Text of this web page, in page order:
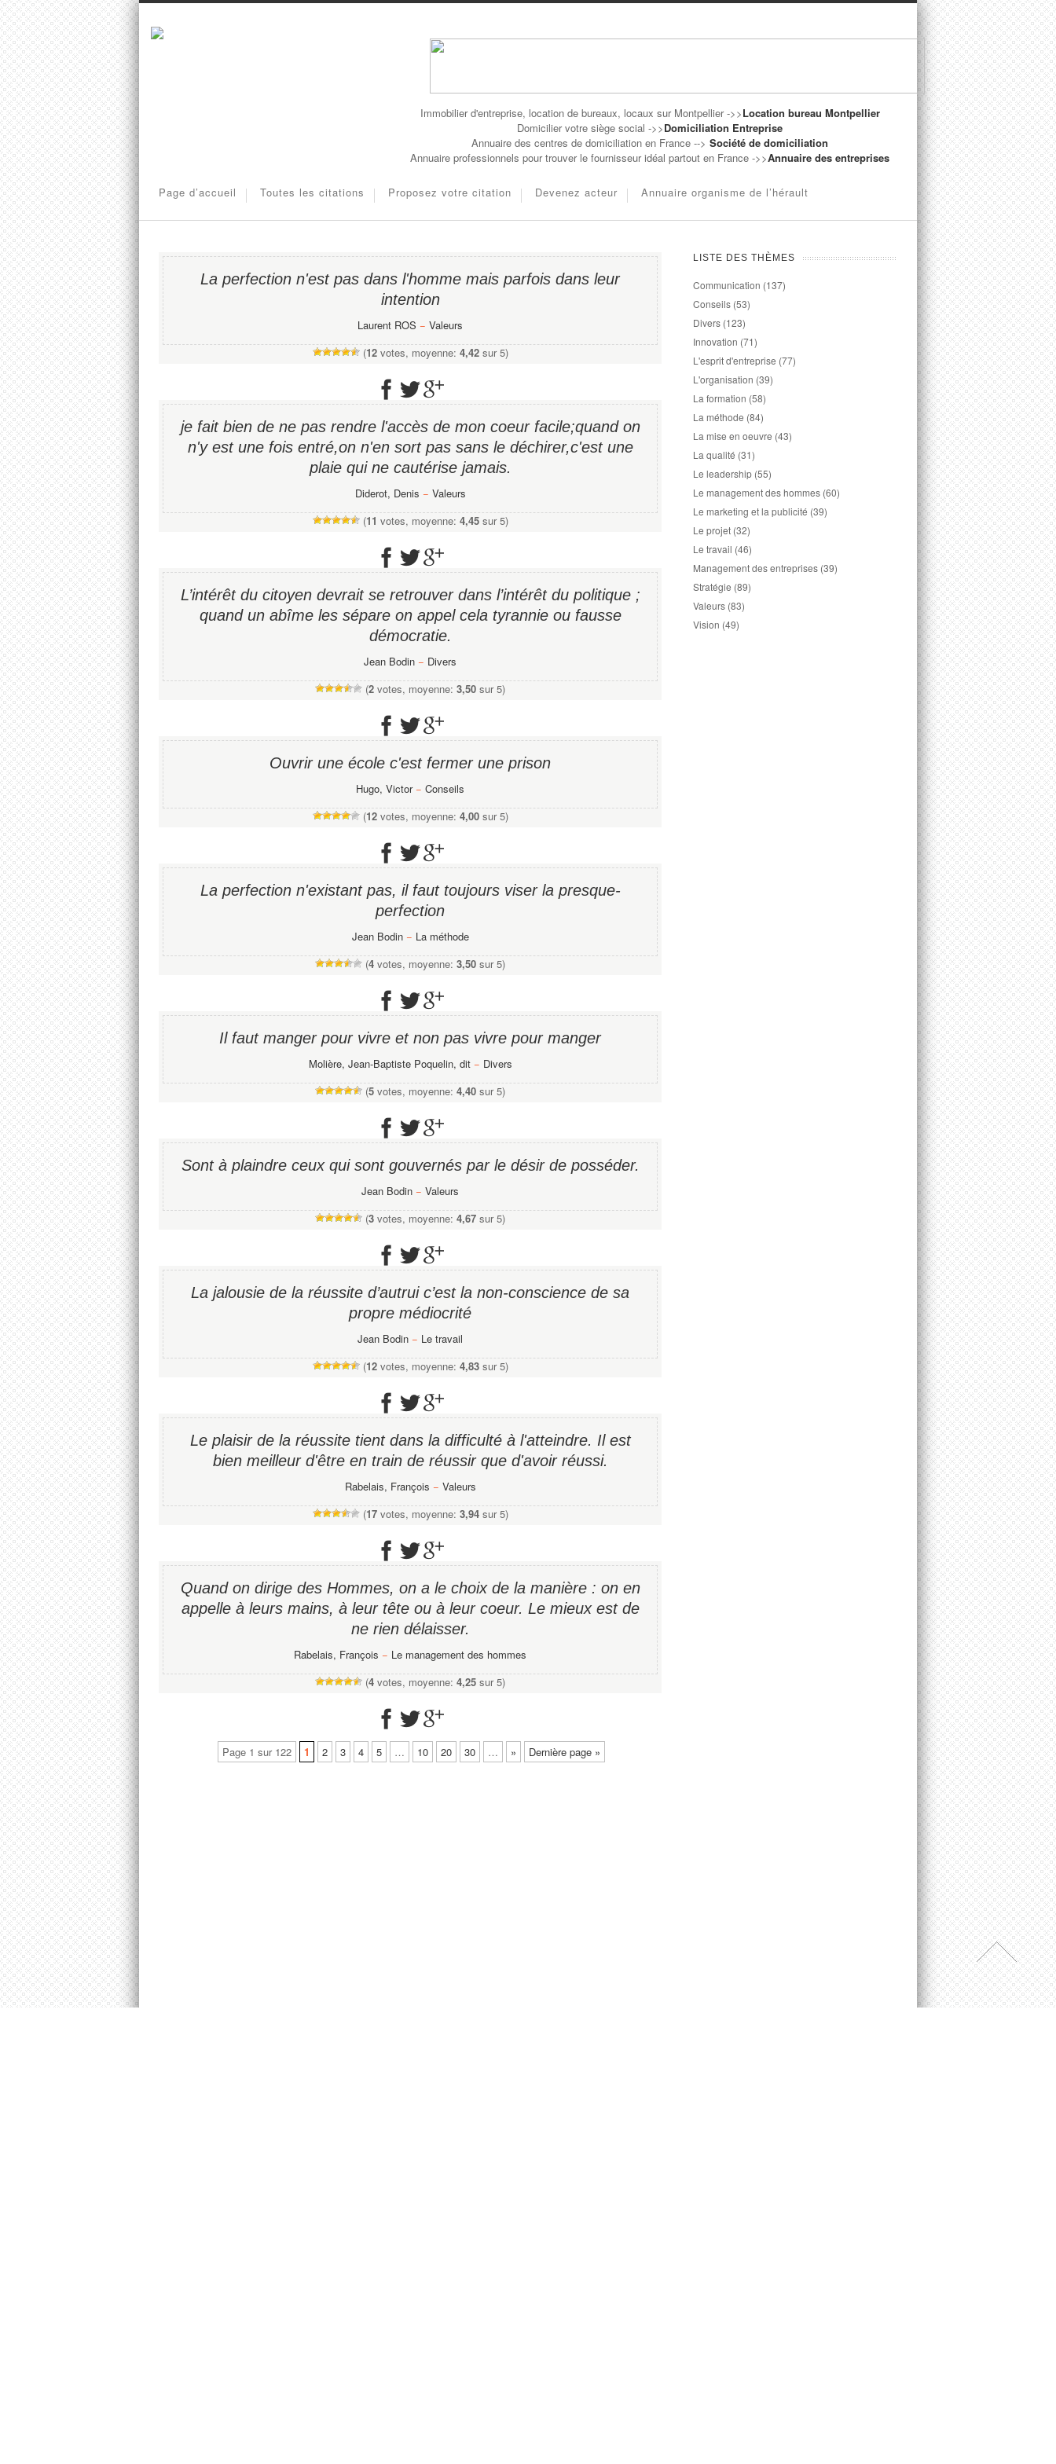
Immobilier d'entreprise, location de bureaux, locaux sur Montpellier ->>Location bureau Montpellier
Domicilier votre siège social ->>Domiciliation Entreprise
Annuaire des centres de domiciliation en France --> Société de domiciliation
Annuaire professionnels pour trouver le fournisseur idéal partout en France ->>Annuaire des entreprises
Page d’accueil Toutes les citations Proposez votre citation Devenez acteur Annuaire organisme de l’hérault
La perfection n'est pas dans l'homme mais parfois dans leur
intention
Laurent ROS − Valeurs
(12votes, moyenne: 4,42sur 5)
je fait bien de ne pas rendre l'accès de mon coeur facile;quand on
n'y est une fois entré,on n'en sort pas sans le déchirer,c'est une
plaie qui ne cautérise jamais.
Diderot, Denis − Valeurs
(11 votes, moyenne: 4,45sur 5)
L’intérêt du citoyen devrait se retrouver dans l’intérêt du politique ;
quand un abîme les sépare on appel cela tyrannie ou fausse
démocratie.
Jean Bodin − Divers
(2 votes, moyenne: 3,50 sur 5)
Ouvrir une école c'est fermer une prison
Hugo, Victor− Conseils
(12votes, moyenne: 4,00sur 5)
La perfection n'existant pas, il faut toujours viser la presque-
perfection
Jean Bodin− La méthode
(4 votes, moyenne: 3,50 sur 5)
Il faut manger pour vivre et non pas vivre pour manger
Molière, Jean-Baptiste Poquelin, dit− Divers
(5 votes, moyenne: 4,40 sur 5)
Sont à plaindre ceux qui sont gouvernés par le désir de posséder.
Jean Bodin − Valeurs
(3 votes, moyenne: 4,67 sur 5)
La jalousie de la réussite d’autrui c’est la non-conscience de sa
propre médiocrité
Jean Bodin − Le travail
(12votes, moyenne: 4,83sur 5)
Le plaisir de la réussite tient dans la difficulté à l'atteindre. Il est
bien meilleur d'être en train de réussir que d'avoir réussi.
Rabelais, François − Valeurs
(17votes, moyenne: 3,94sur 5)
Quand on dirige des Hommes, on a le choix de la manière : on en
appelle à leurs mains, à leur tête ou à leur coeur. Le mieux est de
ne rien délaisser.
Rabelais, François − Le management des hommes
(4 votes, moyenne: 4,25 sur 5)
Page 1 sur 122 1 2 3 4 5 … 10 20 30 … » Dernière page »
LISTE DES THÈMES
Communication (137)
Conseils (53)
Divers (123)
Innovation (71)
L'esprit d'entreprise (77)
L'organisation (39)
La formation (58)
La méthode (84)
La mise en oeuvre (43)
La qualité (31)
Le leadership (55)
Le management des hommes (60)
Le marketing et la publicité (39)
Le projet (32)
Le travail (46)
Management des entreprises (39)
Stratégie (89)
Valeurs (83)
Vision (49)